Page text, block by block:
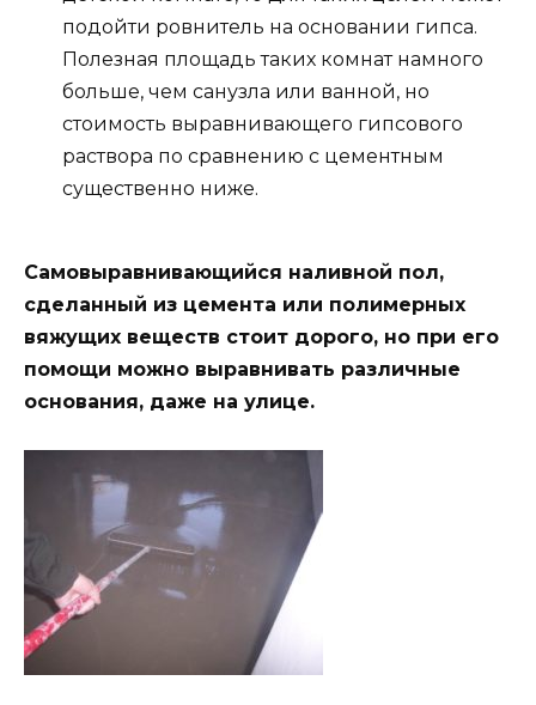
подойти ровнитель на основании гипса.
Полезная площадь таких комнат намного
больше, чем санузла или ванной, но
стоимость выравнивающего гипсового
раствора по сравнению с цементным
существенно ниже.
Самовыравнивающийся наливной пол,
сделанный из цемента или полимерных
вяжущих веществ стоит дорого, но при его
помощи можно выравнивать различные
основания, даже на улице.